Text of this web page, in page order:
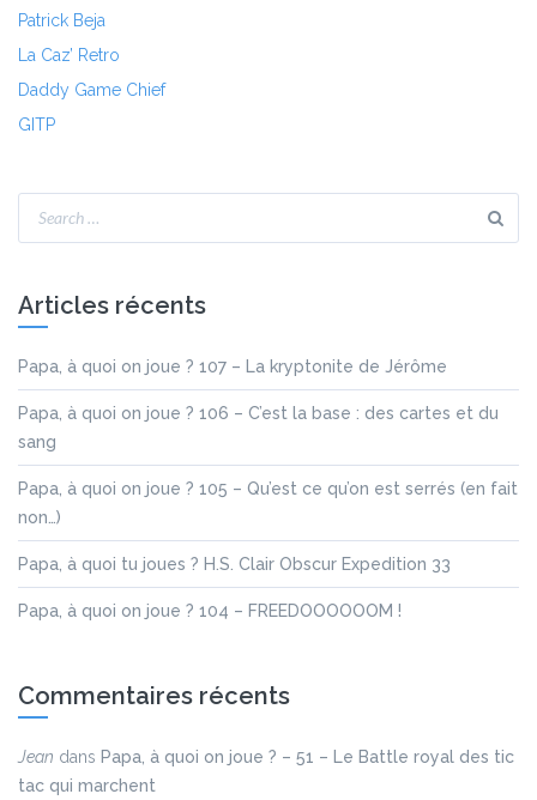
Patrick Beja
La Caz’ Retro
Daddy Game Chief
GITP
Articles récents
Papa, à quoi on joue ? 107 – La kryptonite de Jérôme
Papa, à quoi on joue ? 106 – C’est la base : des cartes et du
sang
Papa, à quoi on joue ? 105 – Qu’est ce qu’on est serrés (en fait
non…)
Papa, à quoi tu joues ? H.S. Clair Obscur Expedition 33
Papa, à quoi on joue ? 104 – FREEDOOOOOOM !
Commentaires récents
Jean dans Papa, à quoi on joue ? – 51 – Le Battle royal des tic
tac qui marchent